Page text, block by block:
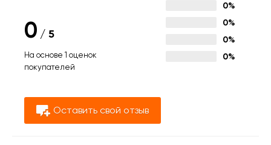
0 / 5
На основе 1 оценок
покупателей
0%
0%
0%
0%
Оставить свой отзыв